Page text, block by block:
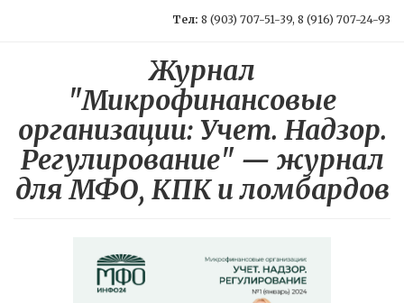
Тел: 8 (903) 707-51-39, 8 (916) 707-24-93
Журнал
"Микрофинансовые
организации: Учет. Надзор.
Регулирование" — журнал
для МФО, КПК и ломбардов